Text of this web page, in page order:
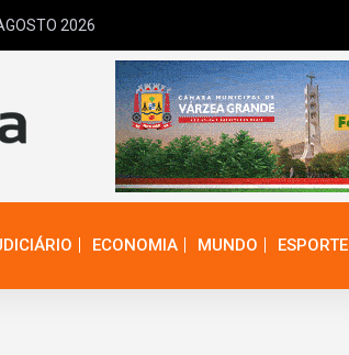
2026
ECONOMIA MUNDO ESPORTE